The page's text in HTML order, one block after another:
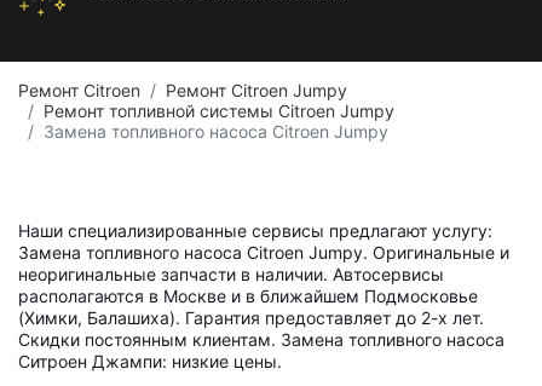
Ремонт Citroen
Ремонт Citroen Jumpy
Ремонт топливной системы Citroen Jumpy
Замена топливного насоса Citroen Jumpy
Наши специализированные сервисы предлагают услугу:
Замена топливного насоса Citroen Jumpy. Оригинальные и
неоригинальные запчасти в наличии. Автосервисы
располагаются в Москве и в ближайшем Подмосковье
(Химки, Балашиха). Гарантия предоставляет до 2-х лет.
Скидки постоянным клиентам. Замена топливного насоса
Ситроен Джампи: низкие цены.